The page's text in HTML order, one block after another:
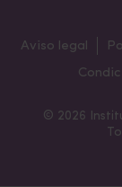
Aviso legal
© 2026